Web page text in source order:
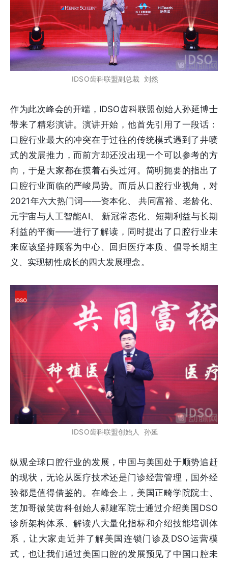
IDSO齿科联盟副总裁 刘然
作为此次峰会的开端，IDSO齿科联盟创始人孙延博士
带来了精彩演讲。演讲开始，他首先引用了一段话：
口腔行业最大的冲突在于过往的传统模式遇到了井喷
式的发展推力，而前方却还没出现一个可以参考的方
向，于是大家都在摸着石头过河。简明扼要的指出了
口腔行业面临的严峻局势。而后从口腔行业视角，对
2021年六大热门词——资本化、 共同富裕、老龄化、
元宇宙与人工智能AI、 新冠常态化、短期利益与长期
利益的平衡——进行了解读，同时提出了口腔行业未
来应该坚持顾客为中心、回归医疗本质、倡导长期主
义、实现韧性成长的四大发展理念。
IDSO齿科联盟创始人 孙延
纵观全球口腔行业的发展，中国与美国处于顺势追赶
的现状，无论从医疗技术还是门诊经营管理，国外经
验都是值得借鉴的。在峰会上，美国正畸学院院士、
芝加哥微笑齿科创始人郝建军院士通过介绍美国DSO
诊所架构体系、解读八大量化指标和介绍技能培训体
系，让大家走近并了解美国连锁门诊及DSO运营模
式，也让我们通过美国口腔的发展预见了中国口腔未